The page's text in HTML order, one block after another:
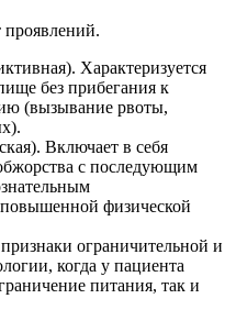
проявлений.
Характеризуется
без прибегания к
(вызывание рвоты,
Включает в себя
с последующим
физической
ограничительной и
когда у пациента
питания, так и